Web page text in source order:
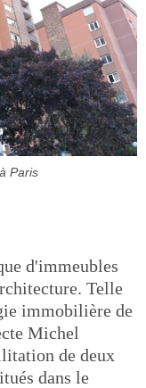
Paris
d'immeubles
Telle
immobilière de
Michel
de deux
dans le